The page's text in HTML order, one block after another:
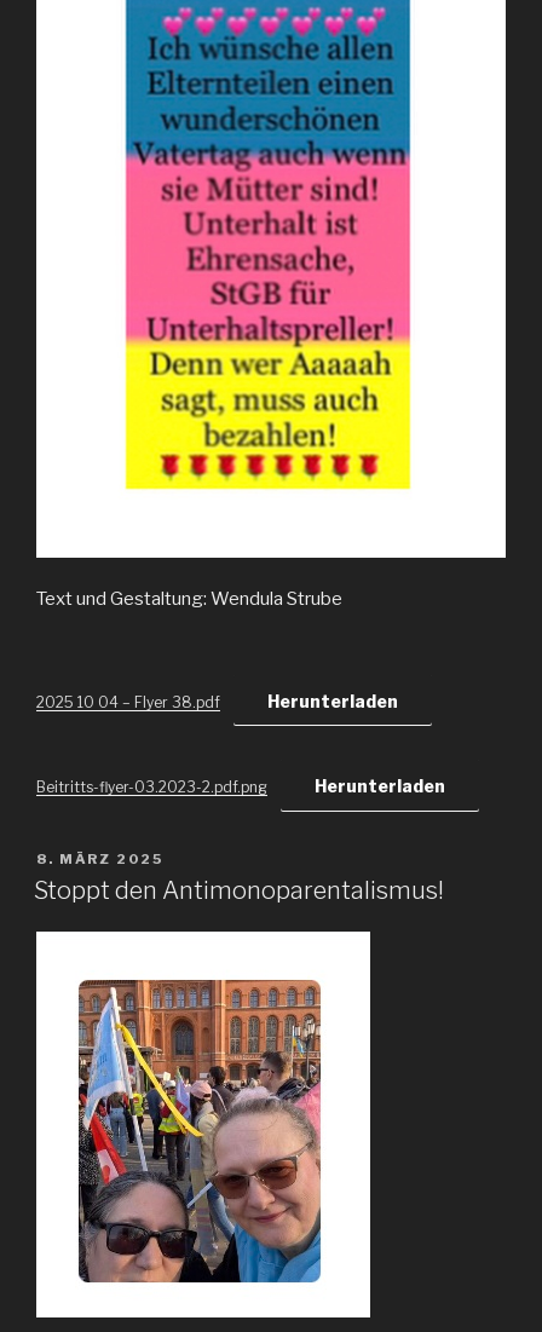
Text und Gestaltung: Wendula Strube
2025 10 04 – Flyer 38.pdf Herunterladen
Beitritts-flyer-03.2023-2.pdf.png Herunterladen
VERÖFFENTLICHT
AM
8. MÄRZ 2025
Stoppt den Antimonoparentalismus!